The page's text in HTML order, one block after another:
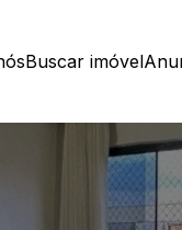
Buscar imóvel